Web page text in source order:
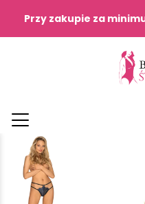
Przy zakupie za